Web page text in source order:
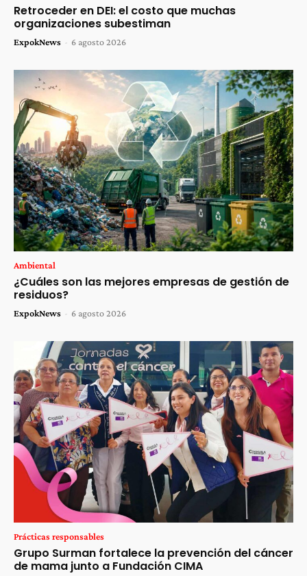
Retroceder en DEI: el costo que muchas
organizaciones subestiman
ExpokNews - 6 agosto 2026
Ambiental
¿Cuáles son las mejores empresas de gestión de
residuos?
ExpokNews - 6 agosto 2026
Prácticas responsables
Grupo Surman fortalece la prevención del cáncer
de mama junto a Fundación CIMA